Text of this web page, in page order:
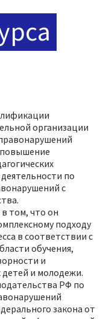
организации
по
с
том, что он
подходу
в соответствии с
обучения,
и
и молодежи.
РФ по
закона от